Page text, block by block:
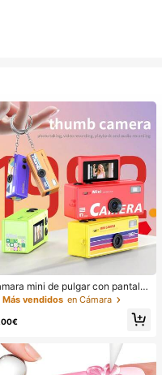
mini de pulgar con pantalla
compatible con captura d
mochila
Más vendidos en Cámara
,00€